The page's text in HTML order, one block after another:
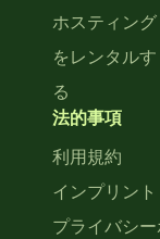
ホスティング
をレンタルす
る
法的事項
利用規約
インプリント
プライバシ